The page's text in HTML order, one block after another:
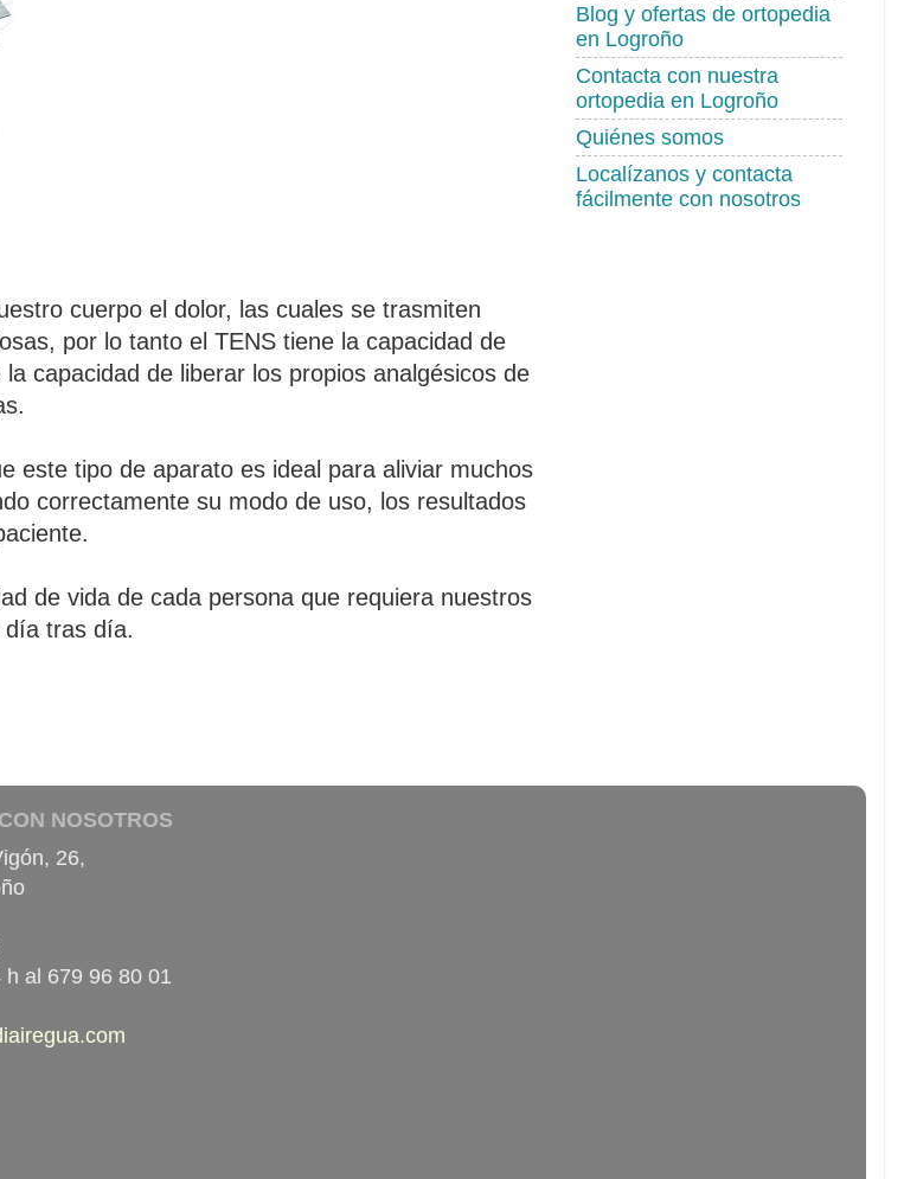
cuerpo el dolor, las cuales se trasmiten
por lo tanto el TENS tiene la capacidad de
capacidad de liberar los propios analgésicos de
este tipo de aparato es ideal para aliviar muchos
correctamente su modo de uso, los resultados
de vida de cada persona que requiera nuestros
día tras día.
Blog y ofertas de ortopedia
en Logroño
Contacta con nuestra
ortopedia en Logroño
Quiénes somos
Localízanos y contacta
fácilmente con nosotros
NOSOTROS
26,
h al 679 96 80 01